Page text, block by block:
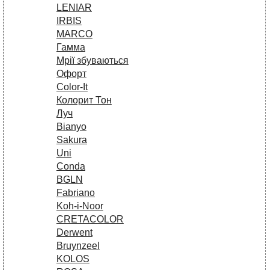
LENIAR
IRBIS
MARCO
Гамма
Мрії збуваються
Офорт
Сolor-It
Колорит Тон
Луч
Bianyo
Sakura
Uni
Conda
BGLN
Fabriano
Koh-i-Noor
CRETACOLOR
Derwent
Bruynzeel
KOLOS